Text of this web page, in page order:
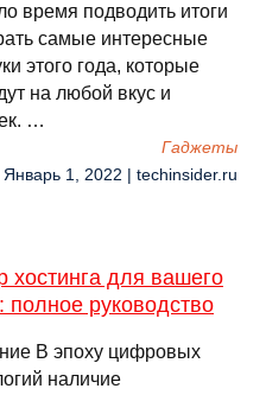
время подводить итоги
самые интересные
этого года, которые
на любой вкус и
…
Гаджеты
1, 2022 | techinsider.ru
хостинга для вашего
полное руководство
В эпоху цифровых
наличие